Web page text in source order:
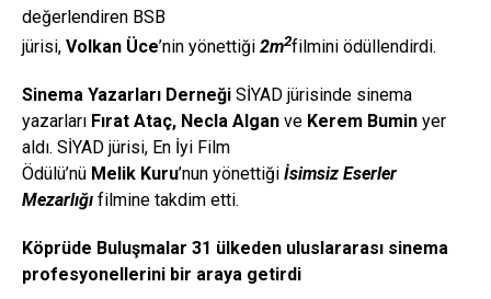
değerlendiren BSB
jürisi, Volkan Üce’nin yönettiği 2m2filmini ödüllendirdi.
Sinema Yazarları Derneği SİYAD jürisinde sinema
yazarları Fırat Ataç, Necla Algan ve Kerem Bumin yer
aldı. SİYAD jürisi, En İyi Film
Ödülü’nü Melik Kuru’nun yönettiği İsimsiz Eserler
Mezarlığı filmine takdim etti.
Köprüde Buluşmalar 31 ülkeden uluslararası sinema
profesyonellerini bir araya getirdi